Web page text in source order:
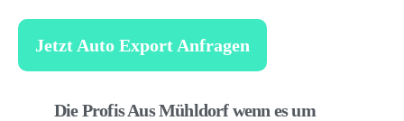
Jetzt Auto Export Anfragen
Die Profis Aus Mühldorf wenn es um